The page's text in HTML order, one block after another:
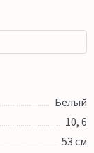
Белый
10, 6
53 см